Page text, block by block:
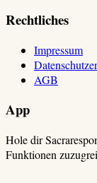
Rechtliches
Impressum
AGB
App
Hole dir
Funktionen